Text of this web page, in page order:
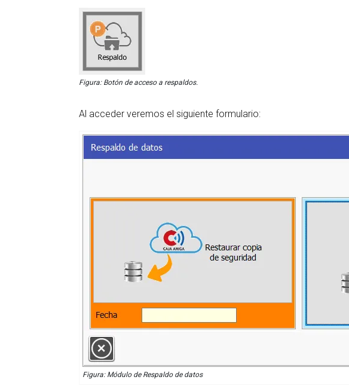
Figura: Botón de acceso a respaldos.
Al acceder veremos el siguiente formulario:
Figura: Módulo de Respaldo de datos